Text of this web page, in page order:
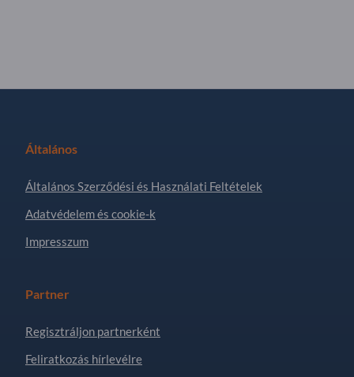
Általános
Általános Szerződési és Használati Feltételek
Adatvédelem és cookie-k
Impresszum
Partner
Regisztráljon partnerként
Feliratkozás hírlevélre